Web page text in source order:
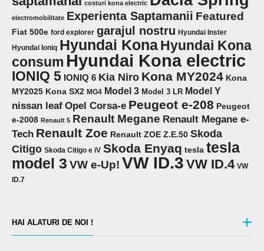
costuri kona electric
electromobilitate Experienta Saptamanii Featured
Fiat 500e ford explorer garajul nostru Hyundai Inster
Hyundai Ioniq Hyundai KonaHyundai Kona
consum Hyundai Kona electric
IONIQ 5 IONIQ 6 Kia Niro Kona MY2024 Kona
MY2025 Kona SX2 MG4 Model 3 Model 3 LR Model Y
nissan leaf Opel Corsa-e Peugeot e-208 Peugeot
e-2008 Renault 5 Renault Megane Renault Megane e-
Tech Renault Zoe Renault ZOE Z.E.50 Skoda
Citigo Skoda Citigo e iV Skoda Enyaq tesla tesla
model 3 VW e-Up! VW ID.3 VW ID.4 VW
ID.7
HAI ALATURI DE NOI !